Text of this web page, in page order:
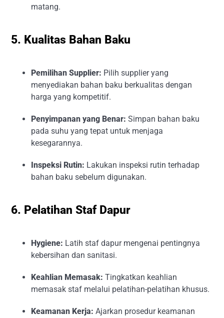
matang.
5. Kualitas Bahan Baku
Pemilihan Supplier: Pilih supplier yang
menyediakan bahan baku berkualitas dengan
harga yang kompetitif.
Penyimpanan yang Benar: Simpan bahan baku
pada suhu yang tepat untuk menjaga
kesegarannya.
Inspeksi Rutin: Lakukan inspeksi rutin terhadap
bahan baku sebelum digunakan.
6. Pelatihan Staf Dapur
Hygiene: Latih staf dapur mengenai pentingnya
kebersihan dan sanitasi.
Keahlian Memasak: Tingkatkan keahlian
memasak staf melalui pelatihan-pelatihan khusus.
Keamanan Kerja: Ajarkan prosedur keamanan